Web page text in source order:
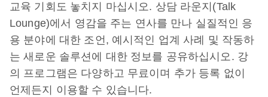
교육 기회도 놓치지 마십시오. 상담 라운지(Talk
Lounge)에서 영감을 주는 연사를 만나 실질적인 응
용 분야에 대한 조언, 예시적인 업계 사례 및 작동하
는 새로운 솔루션에 대한 정보를 공유하십시오. 강
의 프로그램은 다양하고 무료이며 추가 등록 없이
언제든지 이용할 수 있습니다.